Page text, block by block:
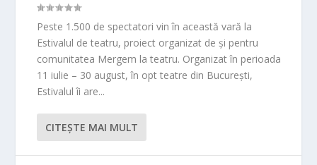
Peste 1.500 de spectatori vin în această vară la
Estivalul de teatru, proiect organizat de și pentru
comunitatea Mergem la teatru. Organizat în perioada
11 iulie – 30 august, în opt teatre din București,
Estivalul îi are...
CITEŞTE MAI MULT